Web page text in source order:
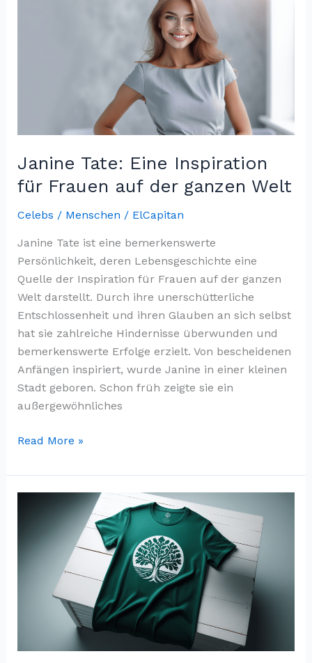
Gesundheitsbotschafterin
Janine Tate: Eine Inspiration
für Frauen auf der ganzen Welt
Celebs / Menschen / ElCapitan
Janine Tate ist eine bemerkenswerte
Persönlichkeit, deren Lebensgeschichte eine
Quelle der Inspiration für Frauen auf der ganzen
Welt darstellt. Durch ihre unerschütterliche
Entschlossenheit und ihren Glauben an sich selbst
hat sie zahlreiche Hindernisse überwunden und
bemerkenswerte Erfolge erzielt. Von bescheidenen
Anfängen inspiriert, wurde Janine in einer kleinen
Stadt geboren. Schon früh zeigte sie ein
außergewöhnliches
Janine
Eine
Inspiration
Read More »